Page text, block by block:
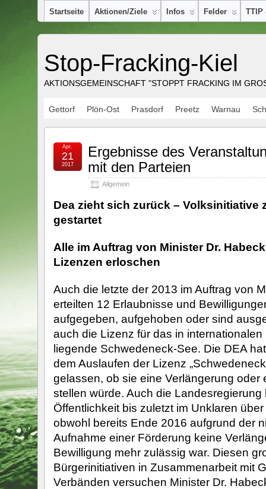
Startseite Aktionen/Ziele Infos Felder TTIP
Stop-Fracking-Kiel
AKTIONSGEMEINSCHAFT "STOPPT FRACKING IM
Gettorf Plön-Ost Prasdorf Preetz Warnau
Ergebnisse des
mit den Parteien
Allgemein
Apr.
21
2017
Dea zieht sich zurück – Volksinitiative
gestartet
Alle im Auftrag von Minister Dr.
Lizenzen erloschen
Auch die letzte der 2013 im Auftrag von
erteilten 12 Erlaubnisse und
aufgegeben, aufgehoben oder sind
auch die Lizenz für das in
liegende Schwedeneck-See. Die DEA
dem Auslaufen der Lizenz
gelassen, ob sie eine Verlängerung oder
stellen würde. Auch die Landesregierung
Öffentlichkeit bis zuletzt im Unklaren
obwohl bereits Ende 2016 aufgrund der
Aufnahme einer Förderung keine
Bewilligung mehr zulässig war. Diesen
Bürgerinitiativen in Zusammenarbeit mit
Verbänden versuchen Minister Dr.